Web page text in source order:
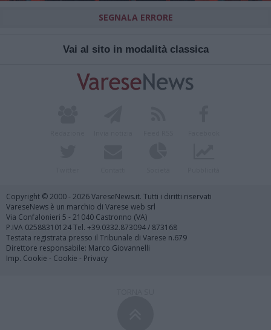
SEGNALA ERRORE
Vai al sito in modalità classica
Copyright © 2000 - 2026 VareseNews.it. Tutti i diritti riservati
VareseNews è un marchio di Varese web srl
Via Confalonieri 5 - 21040 Castronno (VA)
P.IVA 02588310124 Tel. +39.0332.873094 / 873168
Testata registrata presso il Tribunale di Varese n.679
Direttore responsabile: Marco Giovannelli
Imp. Cookie - Cookie - Privacy